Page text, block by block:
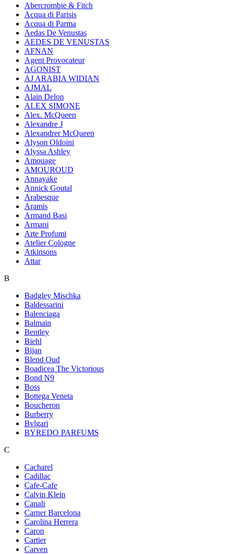
Abercrombie & Fitch
Acqua di Parisis
Acqua di Parma
Aedas De Venustas
AEDES DE VENUSTAS
AFNAN
Agent Provocateur
AGONIST
AJ ARABIA WIDIAN
AJMAL
Alain Delon
ALEX SIMONE
Alex. McQueen
Alexandre J
Alexandrer McQueen
Alyson Oldoini
Alyssa Ashley
Amouage
AMOUROUD
Annayake
Annick Goutal
Arabesque
Aramis
Armand Basi
Armani
Arte Profumi
Atelier Cologne
Atkinsons
Attar
B
Badgley Mischka
Baldessarini
Balenciaga
Balmain
Bentley
Biehl
Bijan
Blend Oud
Boadicea The Victorious
Bond N9
Boss
Bottega Veneta
Boucheron
Burberry
Bvlgari
BYREDO PARFUMS
C
Cacharel
Cadillac
Cafe-Cafe
Calvin Klein
Canali
Carner Barcelona
Carolina Herrera
Caron
Cartier
Carven